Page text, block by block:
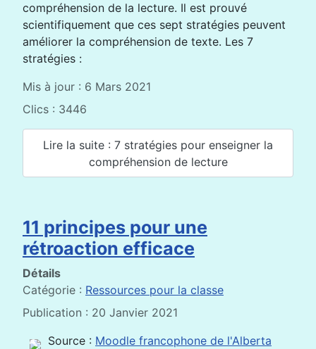
compréhension de la lecture. Il est prouvé
scientifiquement que ces sept stratégies peuvent
améliorer la compréhension de texte. Les 7
stratégies :
Mis à jour : 6 Mars 2021
Clics : 3446
Lire la suite : 7 stratégies pour enseigner la
compréhension de lecture
11 principes pour une
rétroaction efficace
Détails
Catégorie : Ressources pour la classe
Publication : 20 Janvier 2021
Source : Moodle francophone de l'Alberta